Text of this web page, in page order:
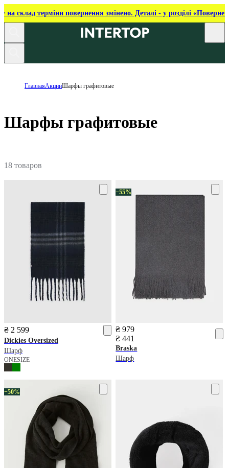
на склад терміни повернення змінено. Деталі - у розділі
ГлавнаяАкцииШарфы графитовые
Шарфы графитовые
18 товаров
₴ 2 599
Dickies Oversized
Шарф
ONESIZE
−55%
₴ 979
₴ 441
Braska
Шарф
−50%